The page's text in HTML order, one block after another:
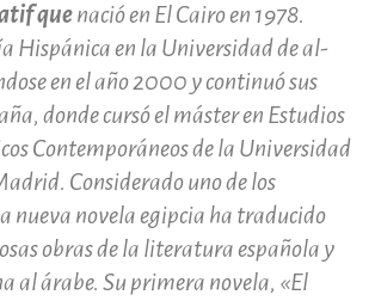
quenació en El Cairo en 1978.
Hispánica en la Universidad de al-
en el año 2000 y continuó sus
donde cursó el máster en Estudios
Contemporáneos de la Universidad
Considerado uno de los
nueva novela egipcia ha traducido
obras de la literatura española y
al árabe. Su primera novela, «El